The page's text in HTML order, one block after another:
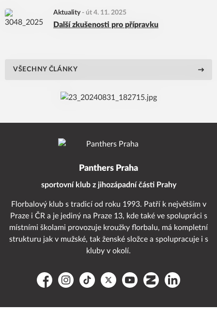
Aktuality - út 4. 11. 2025
Další zkušenosti pro přípravku
VŠECHNY ČLÁNKY
Panthers Praha
sportovní klub z jihozápadní části Prahy
Florbalový klub s tradicí od roku 1993. Patří k největším v
Praze i ČR a je jediný na Praze 13, kde také ve spolupráci s
místními školami provozuje kroužky florbalu, má kompletní
strukturu jak v mužské, tak ženské složce a spolupracuje i s
kluby v okolí.
FacebookInstagram
TikTok Platform XYouTubeZoneramaLinkedIn